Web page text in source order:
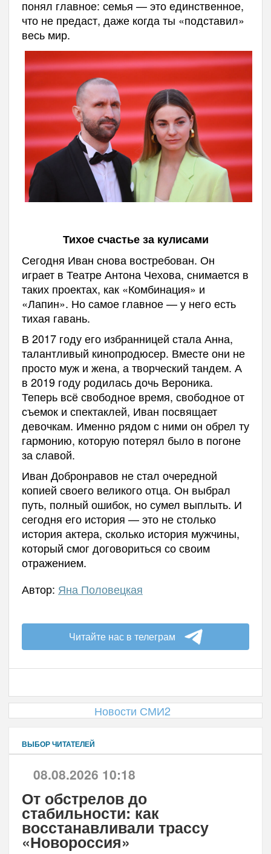
понял главное: семья — это единственное,
что не предаст, даже когда ты «подставил»
весь мир.
Тихое счастье за кулисами
Сегодня Иван снова востребован. Он
играет в Театре Антона Чехова, снимается в
таких проектах, как «Комбинация» и
«Лапин». Но самое главное — у него есть
тихая гавань.
В 2017 году его избранницей стала Анна,
талантливый кинопродюсер. Вместе они не
просто муж и жена, а творческий тандем. А
в 2019 году родилась дочь Вероника.
Теперь всё свободное время, свободное от
съемок и спектаклей, Иван посвящает
девочкам. Именно рядом с ними он обрел ту
гармонию, которую потерял было в погоне
за славой.
Иван Добронравов не стал очередной
копией своего великого отца. Он выбрал
путь, полный ошибок, но сумел выплыть. И
сегодня его история — это не столько
история актера, сколько история мужчины,
который смог договориться со своим
отражением.
Автор: Яна Половецкая
Читайте нас в телеграм
Новости СМИ2
ВЫБОР ЧИТАТЕЛЕЙ
08.08.2026 10:18
От обстрелов до
стабильности: как
восстанавливали трассу
«Новороссия»